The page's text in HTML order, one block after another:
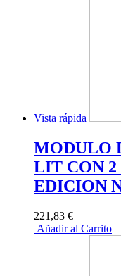
Vista rápida
MODULO
LIT CON 2
EDICION
221,83 €
Añadir al Carrito